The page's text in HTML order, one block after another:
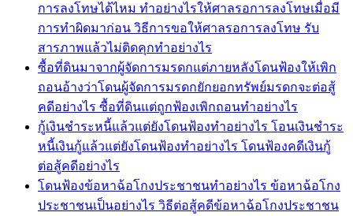
การลงโทษได้ไหม ทำอย่างไรให้ศาลรอการลงโทษเมื่อมี
การทำผิดมาก่อน วิธีการขอให้ศาลรอการลงโทษ รับ
สารภาพแล้วไม่ติดคุกทำอย่างไร
ซื้อที่ดินมาจากผู้จัดการมรดกแต่ภายหลังโดนฟ้องให้เพิก
ถอนอ้างว่าโดนผู้จัดการมรดกยักยอกทรัพย์มรดกจะต่อสู้
คดีอย่างไร ซื้อที่ดินแต่ถูกฟ้องเพิกถอนทำอย่างไร
กู้เงินชำระหนี้แล้วแต่ยังโดนฟ้องทำอย่างไร โอนเงินชำระ
หนี้เงินกู้แล้วแต่ยังโดนฟ้องทำอย่างไร โดนฟ้องคดีเงินกู้
ต่อสู้คดีอย่างไร
โดนฟ้องข้อหาฉ้อโกงประชาชนทำอย่างไร ข้อหาฉ้อโกง
ประชาชนเป็นอย่างไร วิธีต่อสู้คดีข้อหาฉ้อโกงประชาชน